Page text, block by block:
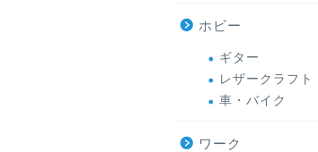
ホビー
ギター
レザークラフト
車・バイク
ワーク